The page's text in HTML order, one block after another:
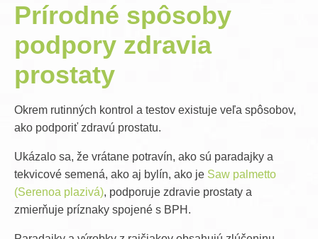
Prírodné spôsoby
podpory zdravia
prostaty
Okrem rutinných kontrol a testov existuje veľa spôsobov,
ako podporiť zdravú prostatu.
Ukázalo sa, že vrátane potravín, ako sú paradajky a
tekvicové semená, ako aj bylín, ako je Saw palmetto
(Serenoa plazivá), podporuje zdravie prostaty a
zmierňuje príznaky spojené s BPH.